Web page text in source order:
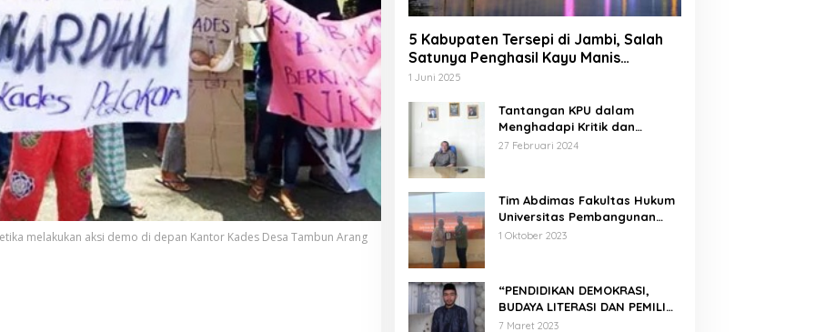
melakukan aksi demo di depan Kantor Kades Desa Tambun Arang
5 Kabupaten Tersepi di Jambi, Salah
Satunya Penghasil Kayu Manis
Terbesar di Dunia
1 Juni 2025
Tantangan KPU dalam
Menghadapi Kritik dan
Tekanan Politik
27 Februari 2024
Tim Abdimas Fakultas Hukum
Universitas Pembangunan
Nasional Veteran Jakarta
1 Oktober 2023
“PENDIDIKAN DEMOKRASI,
BUDAYA LITERASI DAN PEMILIH
CERDAS”
7 Maret 2023